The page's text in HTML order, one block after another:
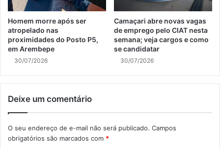
Homem morre após ser
atropelado nas
proximidades do Posto P5,
em Arembepe
30/07/2026
Camaçari abre novas vagas
de emprego pelo CIAT nesta
semana; veja cargos e como
se candidatar
30/07/2026
Deixe um comentário
O seu endereço de e-mail não será publicado. Campos
obrigatórios são marcados com *